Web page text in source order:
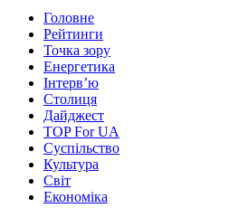
Головне
Рейтинги
Точка зору
Енергетика
Інтерв’ю
Столиця
Дайджест
TOP For UA
Суспiльство
Культура
Світ
Економіка